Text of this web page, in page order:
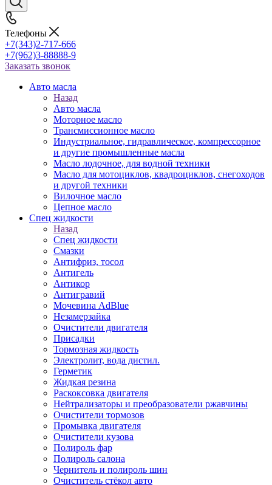
Телефоны
+7(343)2-717-666
+7(962)3-88888-9
Заказать звонок
Авто масла
Назад
Авто масла
Моторное масло
Трансмиссионное масло
Индустриальное, гидравлическое, компрессорное
и другие промышленные масла
Масло лодочное, для водной техники
Масло для мотоциклов, квадроциклов, снегоходов
и другой техники
Вилочное масло
Цепное масло
Спец жидкости
Назад
Спец жидкости
Смазки
Антифриз, тосол
Антигель
Антикор
Антигравий
Мочевина AdBlue
Незамерзайка
Очистители двигателя
Присадки
Тормозная жидкость
Электролит, вода дистил.
Герметик
Жидкая резина
Раскоксовка двигателя
Нейтрализаторы и преобразователи ржавчины
Очистители тормозов
Промывка двигателя
Очистители кузова
Полироль фар
Полироль салона
Чернитель и полироль шин
Очиститель стёкол авто